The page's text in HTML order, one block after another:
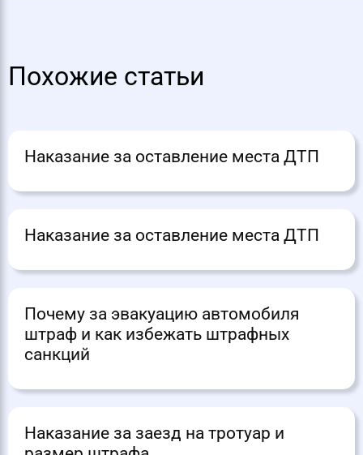
Похожие статьи
Наказание за оставление места ДТП
Наказание за оставление места ДТП
Почему за эвакуацию автомобиля
штраф и как избежать штрафных
санкций
Наказание за заезд на тротуар и